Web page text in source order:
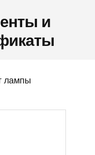
и
лампы